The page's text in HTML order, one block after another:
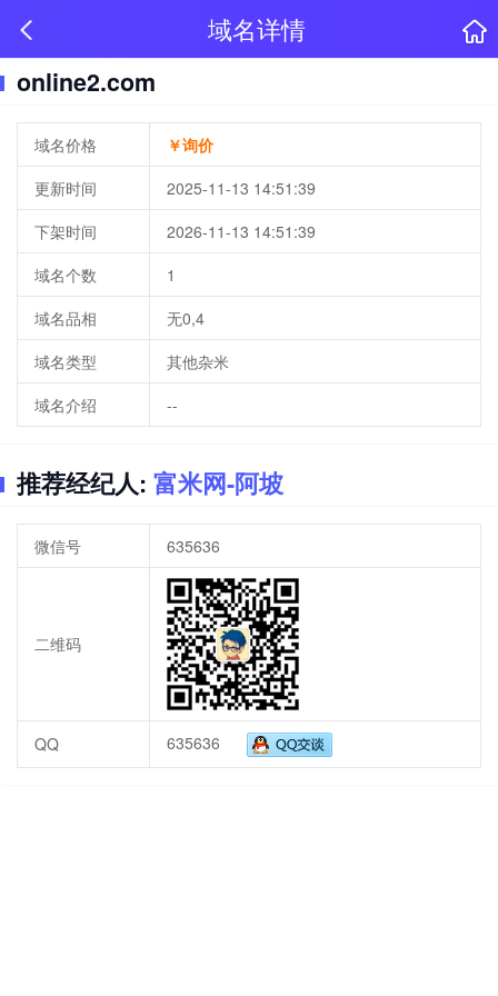
域名详情
online2.com
域名价格
￥询价
更新时间
2025-11-13 14:51:39
下架时间
2026-11-13 14:51:39
域名个数
1
域名品相
无0,4
域名类型
其他杂米
域名介绍
--
推荐经纪人: 富米网-阿坡
微信号 635636
二维码
QQ 635636